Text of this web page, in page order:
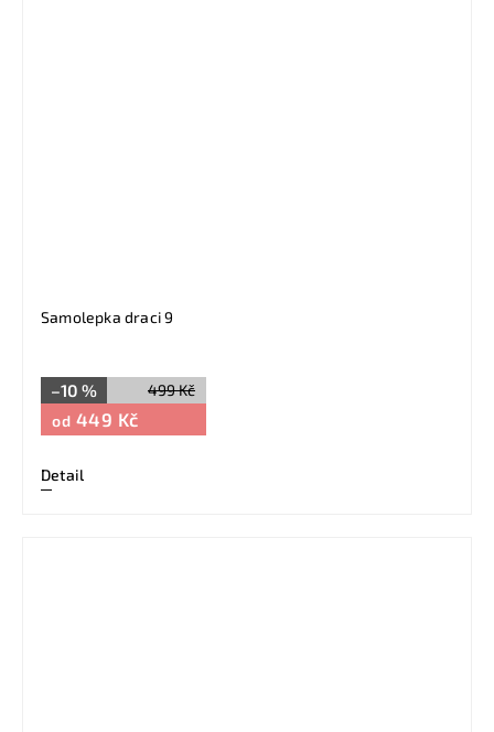
Samolepka draci 9
499 Kč
–10 %
od 449 Kč
Detail